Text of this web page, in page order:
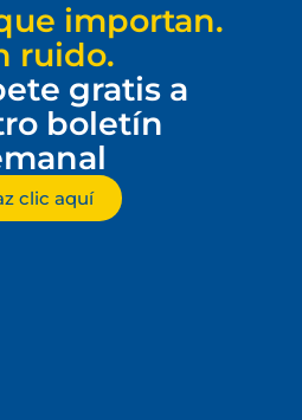
importan.
ruido.
gratis a
boletín
clic aquí